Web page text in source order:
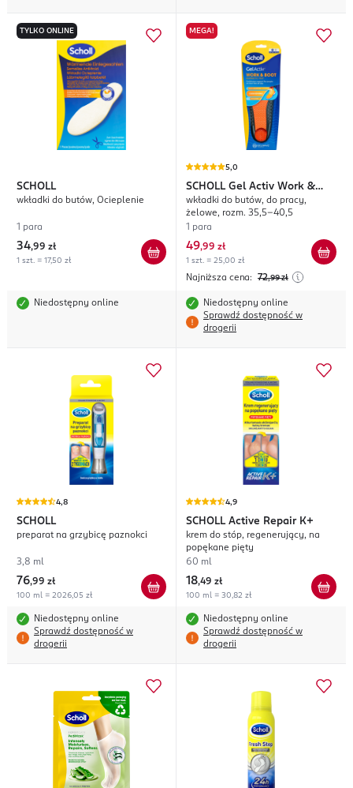
TYLKO ONLINE
SCHOLL
wkładki do butów, Ocieplenie
1 para
34,99 zł
1 szt. = 17,50 zł
Niedostępny online
MEGA!
5,0
SCHOLL Gel Activ Work &
Boot
wkładki do butów, do pracy,
żelowe, rozm. 35,5-40,5
1 para
49,99 zł
1 szt. = 25,00 zł
Najniższa cena: 72,99 zł
Niedostępny online
Sprawdź dostępność w
drogerii
4,8
SCHOLL
preparat na grzybicę paznokci
3,8 ml
76,99 zł
100 ml = 2026,05 zł
Niedostępny online
Sprawdź dostępność w
drogerii
4,9
SCHOLL Active Repair K+
krem do stóp, regenerujący, na
popękane pięty
60 ml
18,49 zł
100 ml = 30,82 zł
Niedostępny online
Sprawdź dostępność w
drogerii